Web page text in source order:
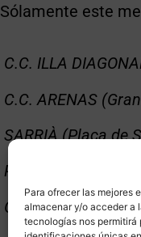
Para ofrecer las mejores
almacenar y/o acceder a
tecnologías nos permitirá
Sólamente este
C.C. ILLA
C.C. ARENAS
SARRIÀ (Plaça de
POBLE SEC (C/
GRÀCIA (Pl.